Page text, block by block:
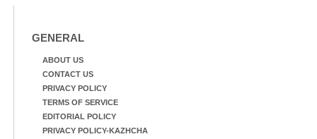
GENERAL
ABOUT US
CONTACT US
PRIVACY POLICY
TERMS OF SERVICE
EDITORIAL POLICY
PRIVACY POLICY-KAZHCHA